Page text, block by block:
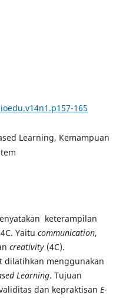
165
Learning, Kemampuan
keterampilan
Yaitu communication,
creativity (4C).
dilatihkan menggunakan
Learning. Tujuan
dan kepraktisan E-